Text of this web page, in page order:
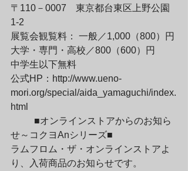
〒110－0007　東京都台東区上野公園
1-2
展覧会観覧料： 一般／1,000（800）円
大学・専門・高校／800（600）円
中学生以下無料
公式HP： http://www.ueno-
mori.org/special/aida_yamaguchi/index.
html
せ～コクヨAnシリーズ■
ラムフロム・ザ・オンラインストアよ
り、入荷商品のお知らせです。